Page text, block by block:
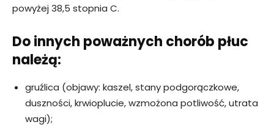
powyżej 38,5 stopnia C.
Do innych poważnych chorób płuc
należą:
gruźlica (objawy: kaszel, stany podgorączkowe,
duszności, krwioplucie, wzmożona potliwość, utrata
wagi);